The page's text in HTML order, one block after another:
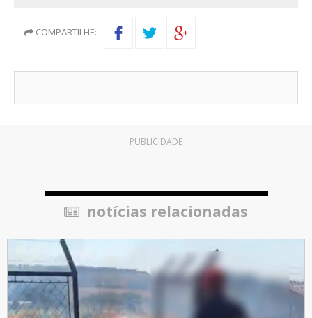
COMPARTILHE:
PUBLICIDADE
notícias relacionadas